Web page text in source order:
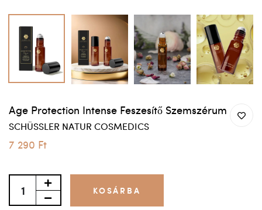
Age Protection Intense Feszesítő Szemszérum
SCHÜSSLER NATUR COSMEDICS
7 290 Ft
KOSÁRBA